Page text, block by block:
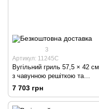
3
Артикул: 11245C
Вугільний гриль 57,5 × 42 см
з чавунною решіткою та
кришкою
7 703 грн